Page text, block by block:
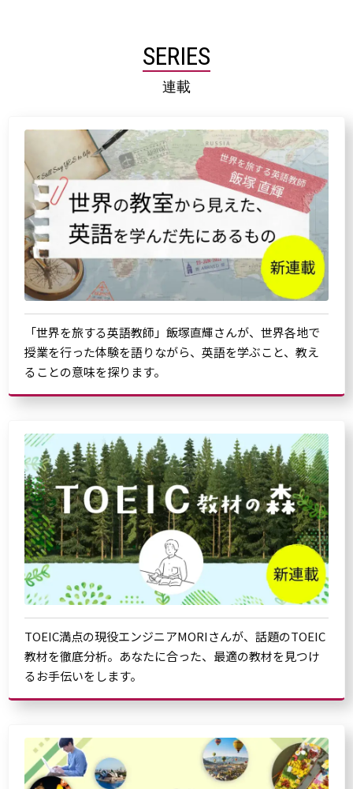
SERIES
連載
「世界を旅する英語教師」飯塚直輝さんが、世界各地で
授業を行った体験を語りながら、英語を学ぶこと、教え
ることの意味を探ります。
TOEIC満点の現役エンジニアMORIさんが、話題のTOEIC
教材を徹底分析。あなたに合った、最適の教材を見つけ
るお手伝いをします。